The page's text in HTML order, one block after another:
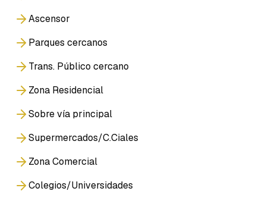
Ascensor
Parques cercanos
Trans. Público cercano
Zona Residencial
Sobre vía principal
Supermercados/C.Ciales
Zona Comercial
Colegios/Universidades